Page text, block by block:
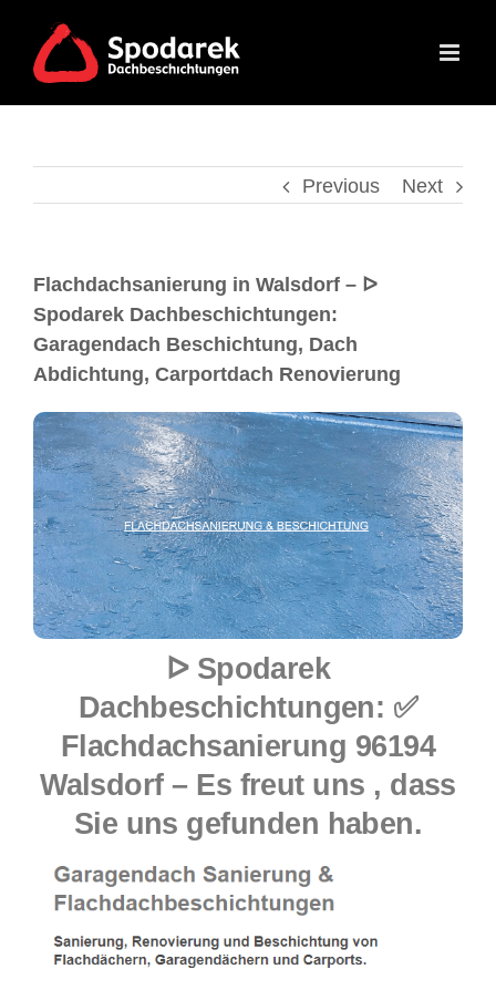
Previous Next
Flachdachsanierung in Walsdorf – ᐅ
Spodarek Dachbeschichtungen:
Garagendach Beschichtung, Dach
Abdichtung, Carportdach Renovierung
ᐅ Spodarek
Dachbeschichtungen: ✅
Flachdachsanierung 96194
Walsdorf – Es freut uns , dass
Sie uns gefunden haben.